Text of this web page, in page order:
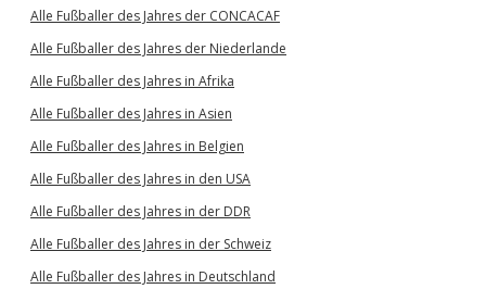
Alle Fußballer des Jahres der CONCACAF
Alle Fußballer des Jahres der Niederlande
Alle Fußballer des Jahres in Afrika
Alle Fußballer des Jahres in Asien
Alle Fußballer des Jahres in Belgien
Alle Fußballer des Jahres in den USA
Alle Fußballer des Jahres in der DDR
Alle Fußballer des Jahres in der Schweiz
Alle Fußballer des Jahres in Deutschland